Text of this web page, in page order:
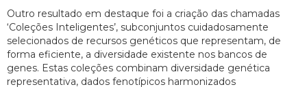
Outro resultado em destaque foi a criação das chamadas
‘Coleções Inteligentes’, subconjuntos cuidadosamente
selecionados de recursos genéticos que representam, de
forma eficiente, a diversidade existente nos bancos de
genes. Estas coleções combinam diversidade genética
representativa, dados fenotípicos harmonizados